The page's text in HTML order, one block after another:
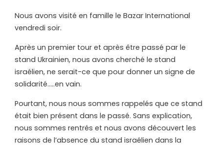
Nous avons visité en famille le Bazar International
vendredi soir.
Après un premier tour et après être passé par le
stand Ukrainien, nous avons cherché le stand
israélien, ne serait-ce que pour donner un signe de
solidarité…..en vain.
Pourtant, nous nous sommes rappelés que ce stand
était bien présent dans le passé. Sans explication,
nous sommes rentrés et nous avons découvert les
raisons de l’absence du stand israélien dans la